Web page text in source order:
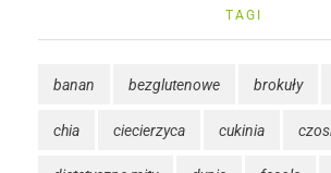
TAGI
banan bezglutenowe brokuły
chia ciecierzyca cukinia